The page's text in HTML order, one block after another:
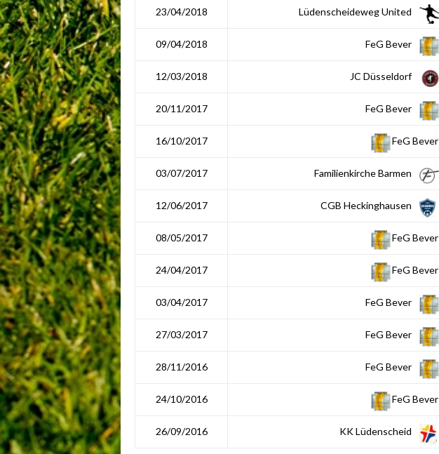
23/04/2018 Lüdenscheideweg United
09/04/2018 FeG Bever
12/03/2018 JC Düsseldorf
20/11/2017 FeG Bever
16/10/2017 FeG Bever
03/07/2017 Familienkirche Barmen
12/06/2017 CGB Heckinghausen
08/05/2017 FeG Bever
24/04/2017 FeG Bever
03/04/2017 FeG Bever
27/03/2017 FeG Bever
28/11/2016 FeG Bever
24/10/2016 FeG Bever
26/09/2016 KK Lüdenscheid